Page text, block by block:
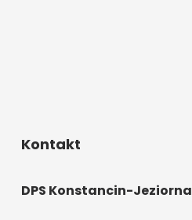
Kontakt
DPS Konstancin-Jeziorna